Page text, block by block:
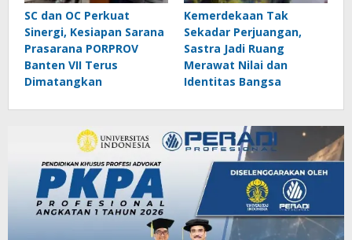
SC dan OC Perkuat
Sinergi, Kesiapan Sarana
Prasarana PORPROV
Banten VII Terus
Dimatangkan
Kemerdekaan Tak
Sekadar Perjuangan,
Sastra Jadi Ruang
Merawat Nilai dan
Identitas Bangsa